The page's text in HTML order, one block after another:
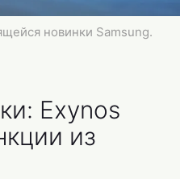
новинки Samsung.
Exynos
из